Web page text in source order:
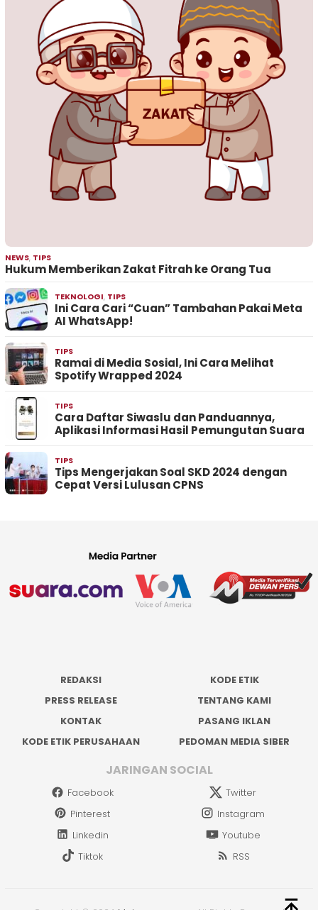
NEWS, TIPS
Hukum Memberikan Zakat Fitrah ke Orang Tua
TEKNOLOGI, TIPS
Ini Cara Cari “Cuan” Tambahan Pakai Meta
AI WhatsApp!
TIPS
Ramai di Media Sosial, Ini Cara Melihat
Spotify Wrapped 2024
TIPS
Cara Daftar Siwaslu dan Panduannya,
Aplikasi Informasi Hasil Pemungutan Suara
TIPS
Tips Mengerjakan Soal SKD 2024 dengan
Cepat Versi Lulusan CPNS
REDAKSI
KODE ETIK
PRESS RELEASE
TENTANG KAMI
KONTAK
PASANG IKLAN
KODE ETIK PERUSAHAAN
PEDOMAN MEDIA SIBER
JARINGAN SOCIAL
Facebook
Twitter
Pinterest
Instagram
Linkedin
Youtube
Tiktok
RSS